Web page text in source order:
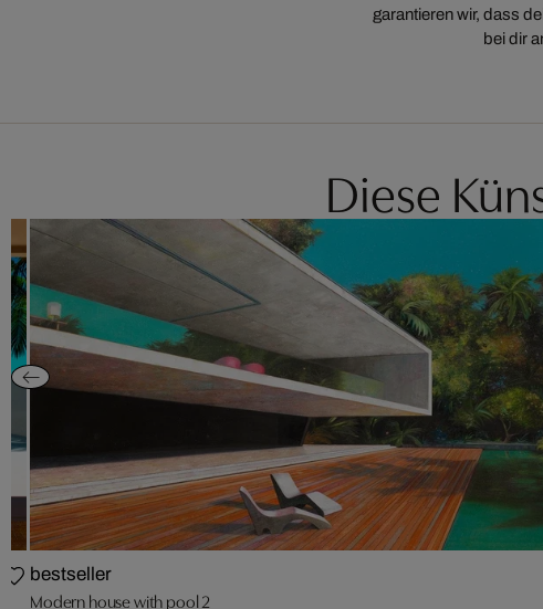
garantieren wir, dass
bei dir
Diese
bestseller
Modern house with pool 2